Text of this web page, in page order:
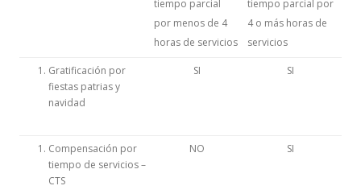
tiempo parcial
por menos de 4
horas de servicios
tiempo parcial por
4 o más horas de
servicios
Gratificación por
fiestas patrias y
navidad
SI SI
Compensación por
tiempo de servicios –
CTS
NO SI